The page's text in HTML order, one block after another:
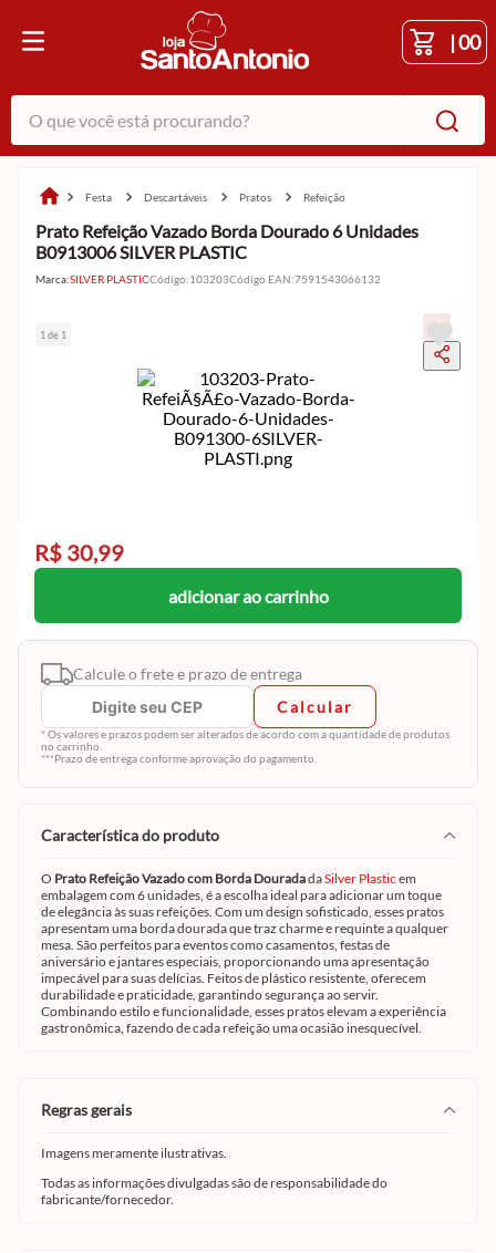
|00
O que você está procurando?
festa descartáveis pratos refeição
Prato Refeição Vazado Borda Dourado 6 Unidades
B0913006 SILVER PLASTIC
Marca:SILVER PLASTICCódigo:103203Código EAN:7591543066132
1 de 1
R$ 30,99
adicionar ao carrinho
Calcule o frete e prazo de entrega
Calcular
* Os valores e prazos podem ser alterados de acordo com a quantidade de produtos
no carrinho.
***Prazo de entrega conforme aprovação do pagamento.
característica do produto
O Prato Refeição Vazado com Borda DouradadaSilver Plastic em
embalagem com 6 unidades, é a escolha ideal para adicionar um toque
de elegância às suas refeições. Com um design sofisticado, esses pratos
apresentam uma borda dourada que traz charme e requinte a qualquer
mesa. São perfeitos para eventos como casamentos, festas de
aniversário e jantares especiais, proporcionando uma apresentação
impecável para suas delícias. Feitos de plástico resistente, oferecem
durabilidade e praticidade, garantindo segurança ao servir.
Combinando estilo e funcionalidade, esses pratos elevam a experiência
gastronômica, fazendo de cada refeição uma ocasião inesquecível.
regras gerais
Imagens meramente ilustrativas.
Todas as informações divulgadas são de responsabilidade do
fabricante/fornecedor.